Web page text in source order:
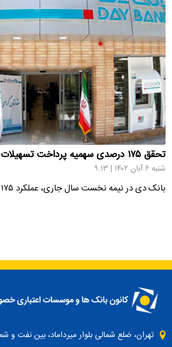
تحقق ۱۷۵ درصدی سهمیه پرداخت تسهیلات ازدواج در بانک دی
شنبه ۶ آبان ۱۴۰۲ | ۹:۱۳
بانک دی در نیمه نخست سال جاری، عملکرد ۱۷۵ درصدی در عمل…